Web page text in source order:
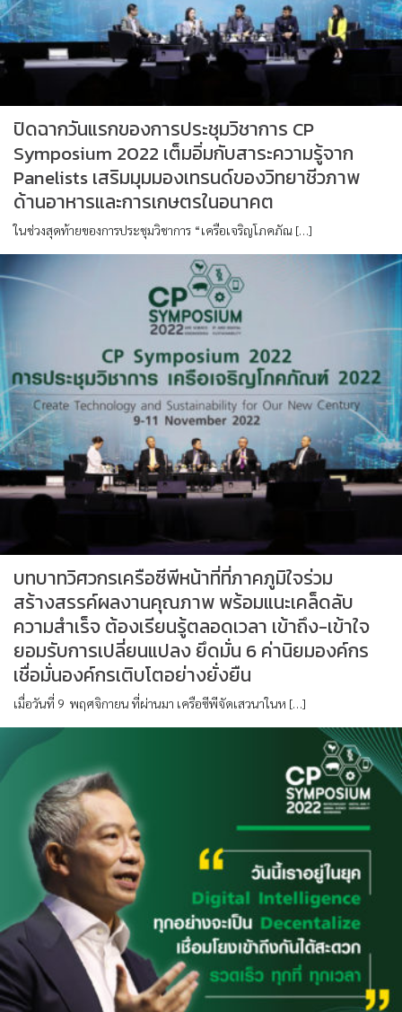
ปิดฉากวันแรกของการประชุมวิชาการ CP
Symposium 2022 เต็มอิ่มกับสาระความรู้จาก
Panelists เสริมมุมมองเทรนด์ของวิทยาชีวภาพ
ด้านอาหารและการเกษตรในอนาคต
ในช่วงสุดท้ายของการประชุมวิชาการ “เครือเจริญโภคภัณ […]
บทบาทวิศวกรเครือซีพีหน้าที่ที่ภาคภูมิใจร่วม
สร้างสรรค์ผลงานคุณภาพ พร้อมแนะเคล็ดลับ
ความสำเร็จ ต้องเรียนรู้ตลอดเวลา เข้าถึง-เข้าใจ
ยอมรับการเปลี่ยนแปลง ยึดมั่น 6 ค่านิยมองค์กร
เชื่อมั่นองค์กรเติบโตอย่างยั่งยืน
เมื่อวันที่ 9 พฤศจิกายน ที่ผ่านมา เครือซีพีจัดเสวนาในห […]